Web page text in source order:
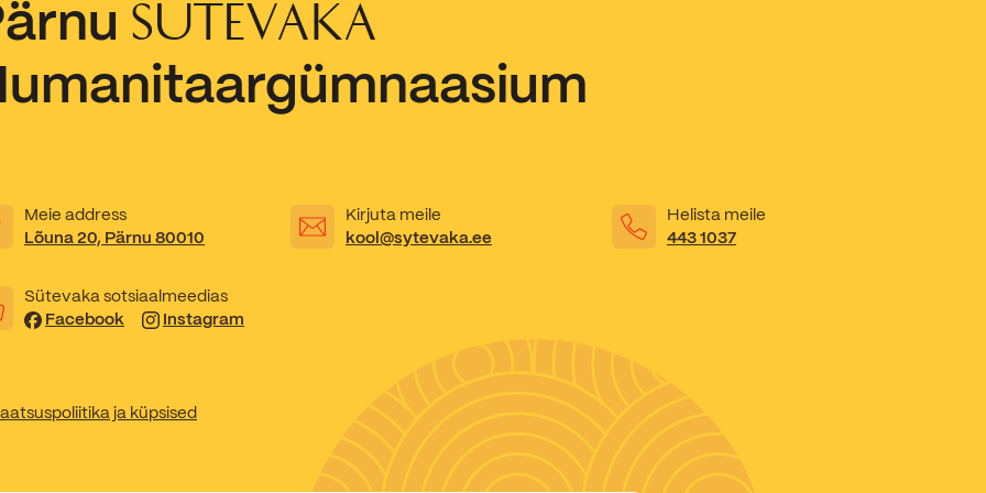
Kooliõde ja koolipsühholoogid
SÜTEVAKA
Meie address
Lõuna 20, Pärnu 80010
Kirjuta meile
kool@sytevaka.ee
Helista meile
443 1037
Sütevaka sotsiaalmeedias
Facebook
Instagram
ja küpsised